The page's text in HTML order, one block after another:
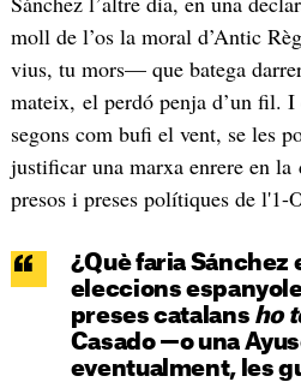
moll de l’os la moral d’Antic
vius, tu mors— que batega
mateix, el perdó penja d’un fil. I
segons com bufi el vent, se les
justificar una marxa enrere en
presos i preses polítiques de l'1-
¿Què faria Sánchez
eleccions
preses catalans ho
Casado —o una
eventualment, les